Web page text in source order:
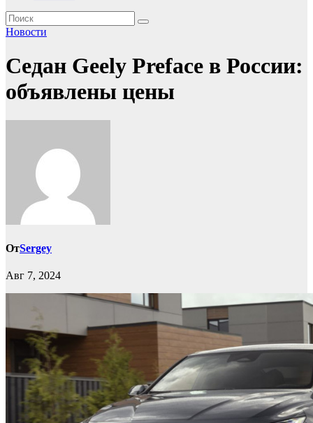
Новости
Седан Geely Preface в России:
объявлены цены
ОтSergey
Авг 7, 2024